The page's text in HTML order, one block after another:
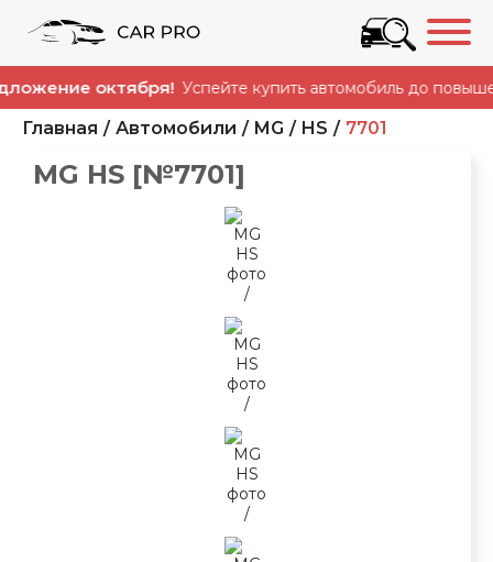
октября!Успейте купить автомобиль до повышения
Главная Автомобили MG HS 7701
MG HS [№7701]